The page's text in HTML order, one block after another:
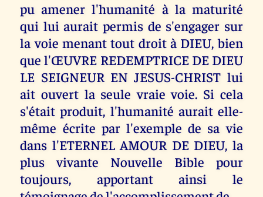
pu amener l'humanité à la maturité
qui lui aurait permis de s'engager sur
la voie menant tout droit à DIEU, bien
que l'ŒUVRE REDEMPTRICE DE DIEU
LE SEIGNEUR EN JESUS-CHRIST lui
ait ouvert la seule vraie voie. Si cela
s'était produit, l'humanité aurait elle-
même écrite par l'exemple de sa vie
dans l'ETERNEL AMOUR DE DIEU, la
plus vivante Nouvelle Bible pour
toujours, apportant ainsi le